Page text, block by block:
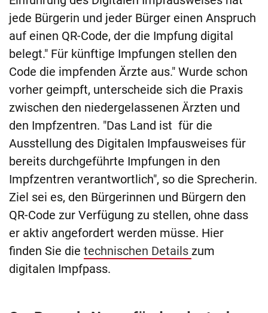
jede Bürgerin und jeder Bürger einen Anspruch
auf einen QR-Code, der die Impfung digital
belegt." Für künftige Impfungen stellen den
Code die impfenden Ärzte aus." Wurde schon
vorher geimpft, unterscheide sich die Praxis
zwischen den niedergelassenen Ärzten und
den Impfzentren. "Das Land ist für die
Ausstellung des Digitalen Impfausweises für
bereits durchgeführte Impfungen in den
Impfzentren verantwortlich", so die Sprecherin.
Ziel sei es, den Bürgerinnen und Bürgern den
QR-Code zur Verfügung zu stellen, ohne dass
er aktiv angefordert werden müsse. Hier
finden Sie die technischen Details zum
digitalen Impfpass.